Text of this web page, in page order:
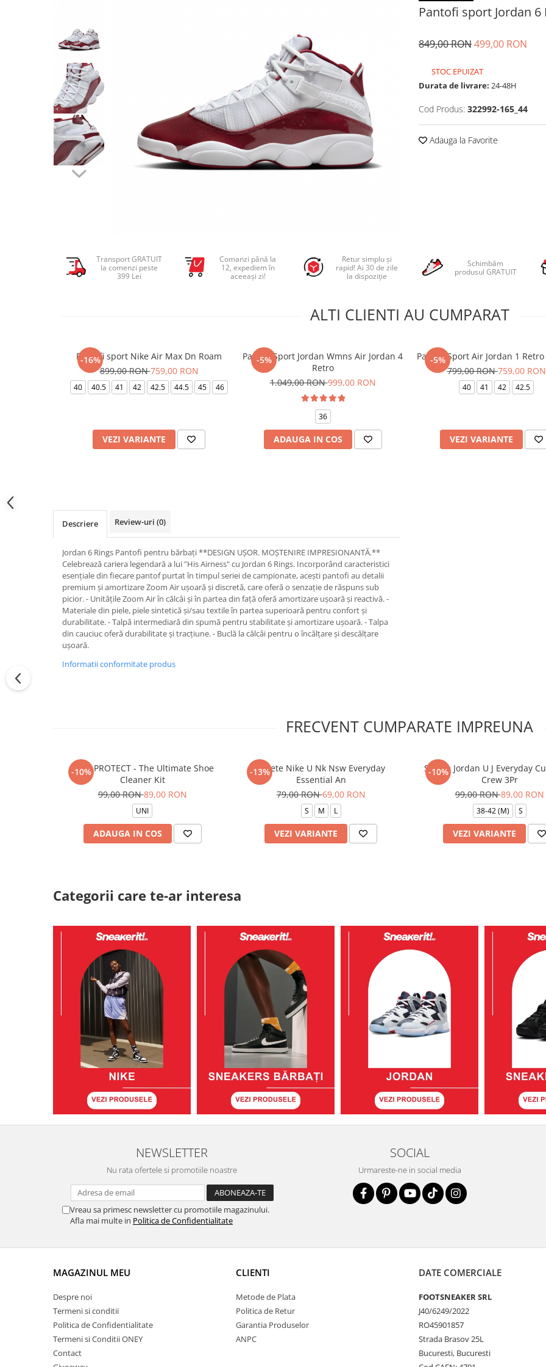
Geci si veste copii
Pantaloni scurti Copii
Ingrijire incaltaminte
Pantofi sport Jordan 6
849,00 RON499,00 RON
STOC EPUIZAT
Durata de livrare: 24-48H
Cod Produs: 322992-165_44
Adauga la Favorite
Transport GRATUIT
la comenzi peste
399 Lei
Comanzi până la
12, expediem în
aceeași zi!
Retur simplu și
rapid! Ai 30 de zile
la dispoziție
Schimbăm
produsul GRATUIT
ALTI CLIENTI AU CUMPARAT
-16%
Pantofi sport Nike Air Max Dn Roam
899,00 RON759,00 RON
40 40.5 41 42 42.5 44.5 45 46
VEZI VARIANTE
-5%
Pantofi Sport Jordan Wmns Air Jordan 4
Retro
1.049,00 RON999,00 RON
36
ADAUGA IN COS
-5%
Pantofi Sport Air Jordan 1 Retro
799,00 RON759,00 RON
40 41 42 42.5
VEZI VARIANTE
Descriere Review-uri (0)
Jordan 6 Rings Pantofi pentru bărbați **DESIGN UȘOR. MOȘTENIRE IMPRESIONANTĂ.**
Celebrează cariera legendară a lui "His Airness" cu Jordan 6 Rings. Incorporând caracteristici
esențiale din fiecare pantof purtat în timpul seriei de campionate, acești pantofi au detalii
premium și amortizare Zoom Air ușoară și discretă, care oferă o senzație de răspuns sub
picior. - Unitățile Zoom Air în călcâi și în partea din față oferă amortizare ușoară și reactivă. -
Materiale din piele, piele sintetică și/sau textile în partea superioară pentru confort și
durabilitate. - Talpă intermediară din spumă pentru stabilitate și amortizare ușoară. - Talpa
din cauciuc oferă durabilitate și tracțiune. - Buclă la călcâi pentru o încălțare și descălțare
ușoară.
Informatii conformitate produs
FRECVENT CUMPARATE IMPREUNA
-10%
CREP PROTECT - The Ultimate Shoe
Cleaner Kit
99,00 RON89,00 RON
UNI
ADAUGA IN COS
-13%
Sosete Nike U Nk Nsw Everyday
Essential An
79,00 RON69,00 RON
S M L
VEZI VARIANTE
-10%
Sosete Jordan U J Everyday
Crew 3Pr
99,00 RON89,00 RON
38-42 (M) S
VEZI VARIANTE
Categorii care te-ar interesa
NEWSLETTER
Nu rata ofertele si promotiile noastre
Vreau sa primesc newsletter cu promotiile magazinului.
Afla mai multe in Politica de Confidentialitate
SOCIAL
Urmareste-ne in social media
MAGAZINUL MEU
Despre noi
Termeni si conditii
Politica de Confidentialitate
Termeni si Conditii ONEY
Contact
CLIENTI
Metode de Plata
Politica de Retur
Garantia Produselor
ANPC
DATE COMERCIALE
FOOTSNEAKER SRL
J40/6249/2022
RO45901857
Strada Brasov 25L
Bucuresti, Bucuresti